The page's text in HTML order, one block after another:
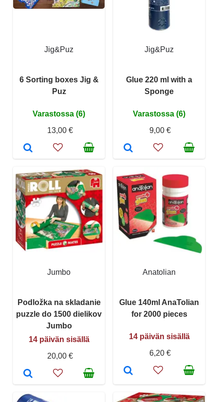
Jig&Puz
6 Sorting boxes Jig &
Puz
Varastossa (6)
13,00 €
Jig&Puz
Glue 220 ml with a
Sponge
Varastossa (6)
9,00 €
Jumbo
Podložka na skladanie
puzzle do 1500 dielikov
Jumbo
14 päivän sisällä
20,00 €
Anatolian
Glue 140ml AnaTolian
for 2000 pieces
14 päivän sisällä
6,20 €